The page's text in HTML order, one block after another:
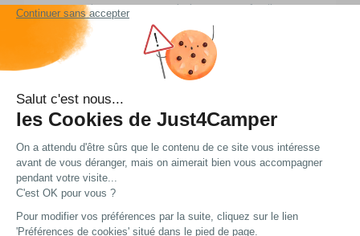
qui vous permet de le monter facilement
en amont de votre système existant sans
adaptation complexe.
Idéal pour les utilisateurs recherchant une
solution fiable et durable, ce
prédétendeur maintient une pression
constante même en altitude ou par
temps froid, évitant les baisses de
performance de vos appareils au propane
lors de vos escapades en montagne ou